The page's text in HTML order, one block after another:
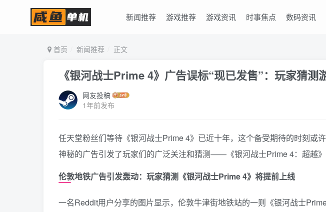
新闻推荐 游戏推荐 游戏资讯 时事焦点 数码资讯
首页 新闻推荐 正文
《银河战士Prime 4》广告误标“现已发售”：玩家猜测
网友投稿
1年前发布
任天堂粉丝们等待《银河战士Prime 4》已近十年，这个备受期待的时刻或
神秘的广告引发了玩家们的广泛关注和猜测——《银河战士Prime 4：超越》
伦敦地铁广告引发轰动：玩家猜测《银河战士Prime 4》将提前上线
一名Reddit用户分享的图片显示，伦敦牛津街地铁站的一则《银河战士Prime